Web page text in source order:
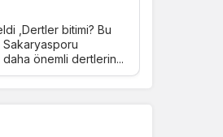
,Dertler bitimi? Bu
daha önemli dertlerin...